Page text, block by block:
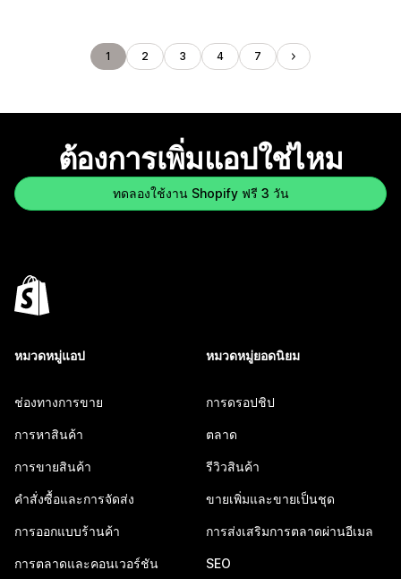
1 2 3 4 7
ต้องการเพิ่มแอปใช่ไหม
ทดลองใช้งาน Shopify ฟรี 3 วัน
หมวดหมู่แอป
ช่องทางการขาย
การหาสินค้า
การขายสินค้า
คำสั่งซื้อและการจัดส่ง
การออกแบบร้านค้า
การตลาดและคอนเวอร์ชัน
หมวดหมู่ยอดนิยม
การดรอปชิป
ตลาด
รีวิวสินค้า
ขายเพิ่มและขายเป็นชุด
การส่งเสริมการตลาดผ่านอีเมล
SEO